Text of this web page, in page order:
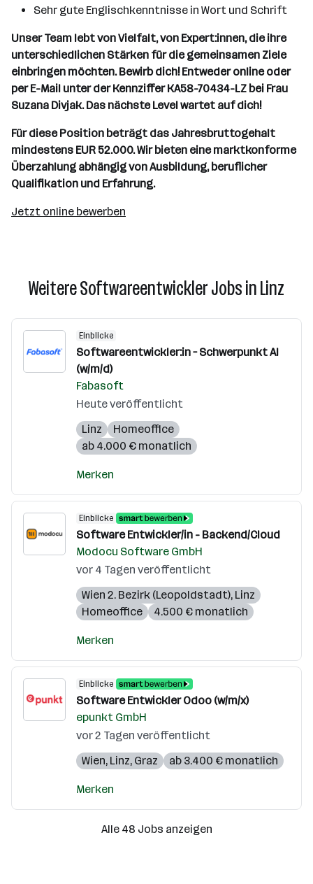
Sehr gute Englischkenntnisse in Wort und Schrift
Unser Team lebt von Vielfalt, von Expert:innen, die ihre
unterschiedlichen Stärken für die gemeinsamen Ziele
einbringen möchten. Bewirb dich! Entweder online oder
per E-Mail unter der Kennziffer KA58-70434-LZ bei Frau
Suzana Divjak. Das nächste Level wartet auf dich!
Für diese Position beträgt das Jahresbruttogehalt
mindestens EUR 52.000. Wir bieten eine marktkonforme
Überzahlung abhängig von Ausbildung, beruflicher
Qualifikation und Erfahrung.
Jetzt online bewerben
Weitere Softwareentwickler Jobs in Linz
Einblicke
Softwareentwickler:in – Schwerpunkt AI
(w/m/d)
Fabasoft
Heute veröffentlicht
Linz
Homeoffice
ab 4.000 € monatlich
Merken
Einblicke
Software Entwickler/in - Backend/Cloud
Modocu Software GmbH
vor 4 Tagen veröffentlicht
Wien 2. Bezirk (Leopoldstadt), Linz
Homeoffice
4.500 € monatlich
Merken
Einblicke
Software Entwickler Odoo (w/m/x)
epunkt GmbH
vor 2 Tagen veröffentlicht
Wien, Linz, Graz ab 3.400 € monatlich
Merken
Alle 48 Jobs anzeigen